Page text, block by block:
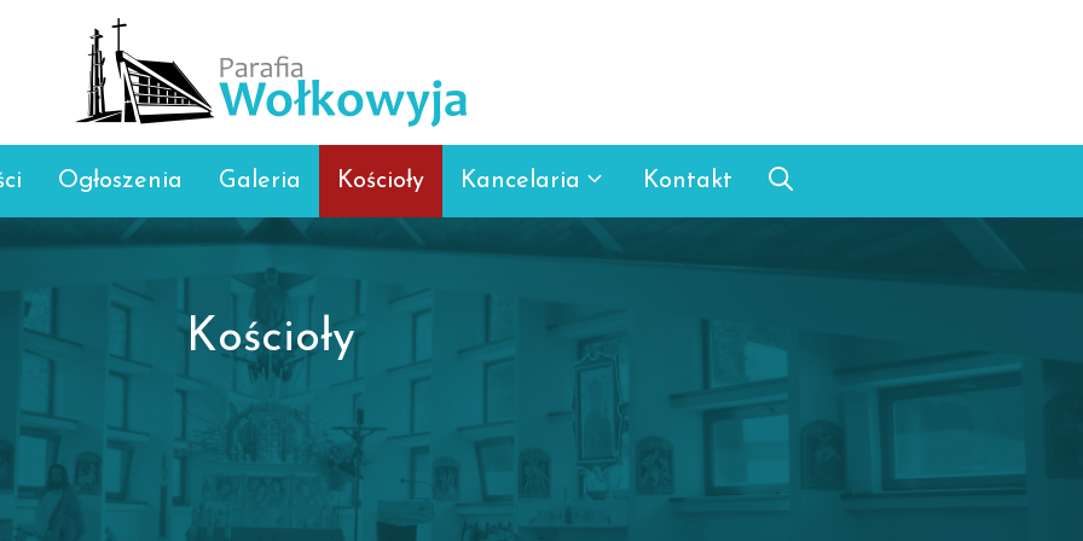
Ogłoszenia Galeria Kościoły Kancelaria Kontakt
Kościoły